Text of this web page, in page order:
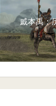
戚本禹：